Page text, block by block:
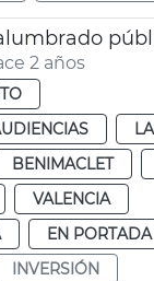
2 años
BENIMACLET
VALENCIA
EN
INVERSIÓN